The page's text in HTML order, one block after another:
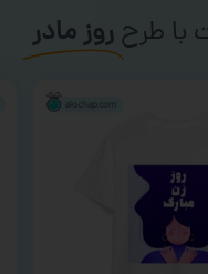
با طرحروز مادر